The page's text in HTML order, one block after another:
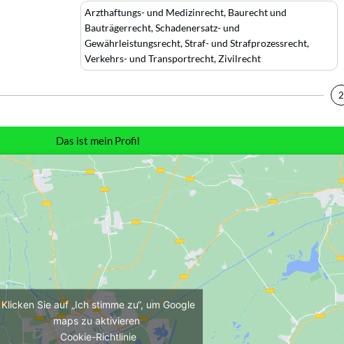
Arzthaftungs- und Medizinrecht, Baurecht und
Bauträgerrecht,Schadenersatz- und
Gewährleistungsrecht,Straf- und Strafprozessrecht,
Verkehrs- und Transportrecht,Zivilrecht
2
Das ist mein Profil
Klicken Sie auf „Ich stimme zu“, um Google
maps zu aktivieren
Cookie-Richtlinie